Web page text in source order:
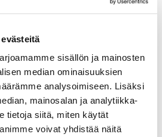
sisällön ja mainosten
median ominaisuuksien
analysoimiseen. Lisäksi
mainosalan ja analytiikka-
tietoja siitä, miten käytät
voivat yhdistää näitä